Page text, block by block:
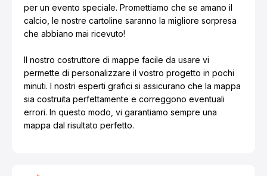
per un evento speciale. Promettiamo che se amano il
calcio, le nostre cartoline saranno la migliore sorpresa
che abbiano mai ricevuto!
Il nostro costruttore di mappe facile da usare vi
permette di personalizzare il vostro progetto in pochi
minuti. I nostri esperti grafici si assicurano che la mappa
sia costruita perfettamente e correggono eventuali
errori. In questo modo, vi garantiamo sempre una
mappa dal risultato perfetto.